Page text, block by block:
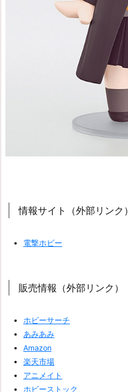
情報サイト（外部リンク）
電撃ホビー
販売情報（外部リンク）
ホビーサーチ
あみあみ
Amazon
楽天市場
アニメイト
ホビーストック